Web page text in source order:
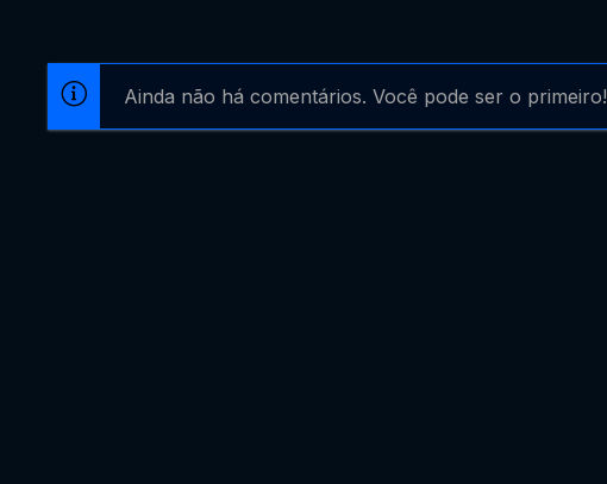
Ainda não há comentários. Você pode ser o primeiro!